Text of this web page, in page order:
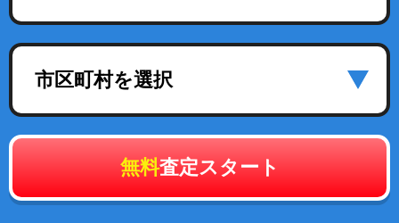
市区町村を選択
無料査定スタート